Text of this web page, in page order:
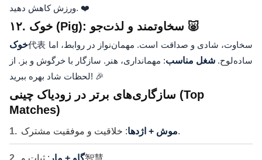
ورزش کاهش دهید. ❤️
۱۲. خوک (Pig): سخاوتمند و لذت‌جو 🐷
خوک代表 سخاوت، شادی و صداقت است. مهمان‌نواز در روابط، اما
ساده‌لوح. شغل مناسب: مهمانداری، هنر. سازگار با خرگوش و بز. از
لحظات شاد بهره ببرید! 🎉
سازگاری‌های برتر در زودیاک چینی (Top
Matches)
موش + اژدها: خلاقیت و موفقیت مشترک.
گاو + مار: ثبات و智慧.